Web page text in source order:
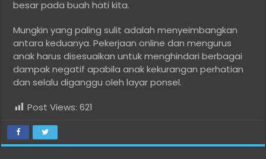
besar pada buah hati kita.
Mungkin yang paling sulit adalah menyeimbangkan
antara keduanya. Pekerjaan online dan mengurus
anak harus disesuaikan untuk menghindari berbagai
dampak negatif apabila anak kekurangan perhatian
dan selalu diganggu oleh layar ponsel.
Post Views: 621